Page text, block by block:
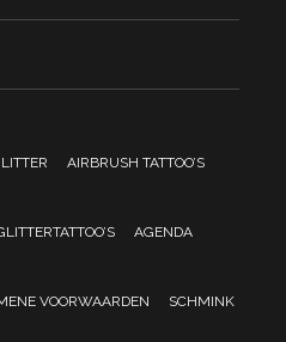
AIRBRUSH TATTOO’S
AGENDA
VOORWAARDEN SCHMINK